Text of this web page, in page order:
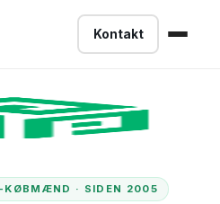
Kontakt
KØBMÆND · SIDEN 2005